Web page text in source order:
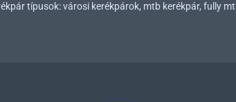
típusok: városi kerékpárok, mtb kerékpár, fully